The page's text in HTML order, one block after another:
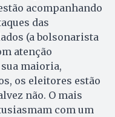
acompanhando
das
(a bolsonarista
atenção
sua maioria,
os eleitores estão
não. O mais
com um